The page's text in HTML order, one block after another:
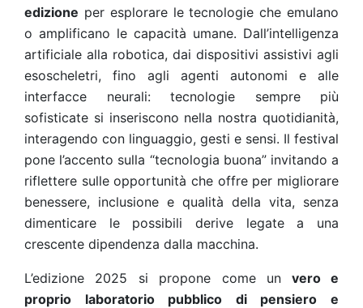
edizione per esplorare le tecnologie che emulano
o amplificano le capacità umane. Dall’intelligenza
artificiale alla robotica, dai dispositivi assistivi agli
esoscheletri, fino agli agenti autonomi e alle
interfacce neurali: tecnologie sempre più
sofisticate si inseriscono nella nostra quotidianità,
interagendo con linguaggio, gesti e sensi. Il festival
pone l’accento sulla “tecnologia buona” invitando a
riflettere sulle opportunità che offre per migliorare
benessere, inclusione e qualità della vita, senza
dimenticare le possibili derive legate a una
crescente dipendenza dalla macchina.
L’edizione 2025 si propone come un vero e
proprio laboratorio pubblico di pensiero e